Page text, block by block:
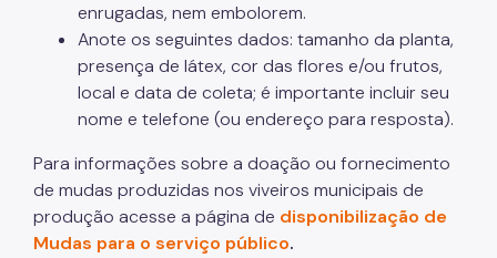
enrugadas, nem embolorem.
Anote os seguintes dados: tamanho da planta,
presença de látex, cor das flores e/ou frutos,
local e data de coleta; é importante incluir seu
nome e telefone (ou endereço para resposta).
Para informações sobre a doação ou fornecimento
de mudas produzidas nos viveiros municipais de
produção acesse a página de disponibilização de
Mudas para o serviço público.